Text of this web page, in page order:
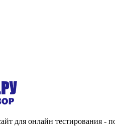
для онлайн тестирования -